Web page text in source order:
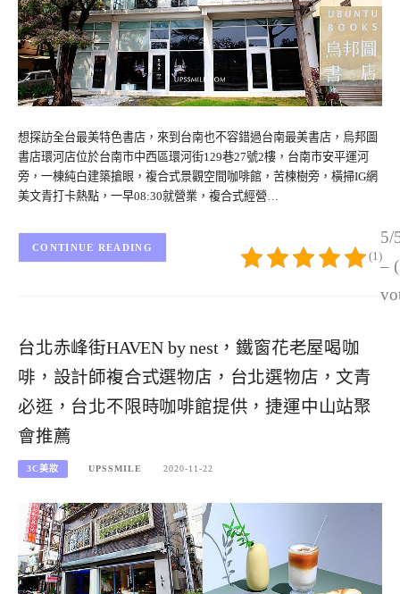
想探訪全台最美特色書店，來到台南也不容錯過台南最美書店，烏邦圖
書店環河店位於台南市中西區環河街129巷27號2樓，台南市安平運河
旁，一棟純白建築搶眼，複合式景觀空間咖啡館，苦楝樹旁，橫掃IG網
美文青打卡熱點，一早08:30就營業，複合式經營…
5/
–
(1)
CONTINUE READING
台北赤峰街HAVEN by nest，鐵窗花老屋喝咖
啡，設計師複合式選物店，台北選物店，文青
必逛，台北不限時咖啡館提供，捷運中山站聚
會推薦
3C美妝 UPSSMILE 2020-11-22